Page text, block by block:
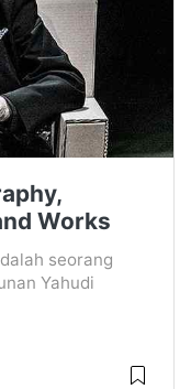
Works
seorang
Yahudi